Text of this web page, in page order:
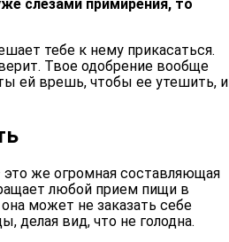
слезами примирения, то
тебе к нему прикасаться.
Твое одобрение вообще
ей врешь, чтобы ее утешить, и
же огромная составляющая
любой прием пищи в
может не заказать себе
делая вид, что не голодна.